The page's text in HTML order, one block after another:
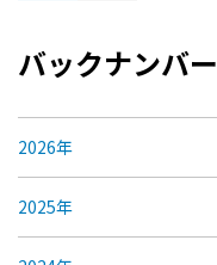
バックナンバー
2026年
2025年